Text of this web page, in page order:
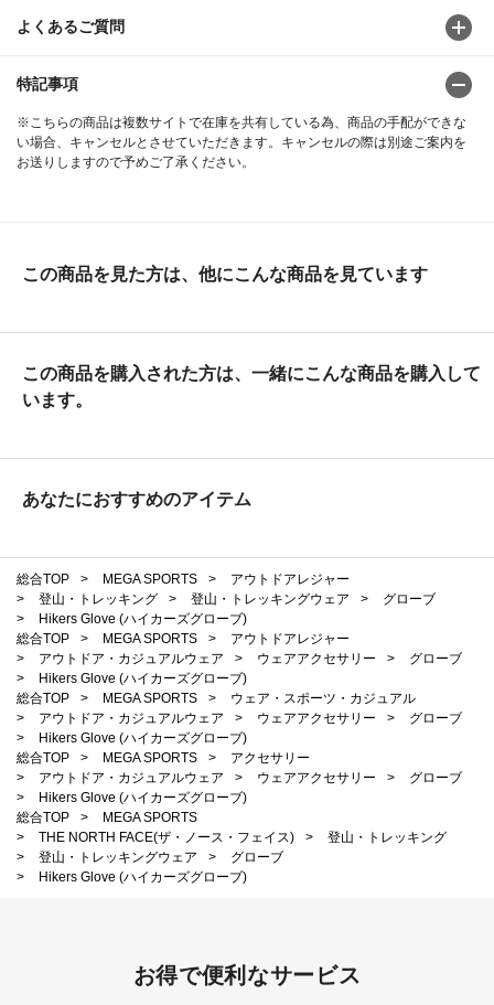
よくあるご質問
特記事項
※こちらの商品は複数サイトで在庫を共有している為、商品の手配ができな
い場合、キャンセルとさせていただきます。キャンセルの際は別途ご案内を
お送りしますので予めご了承ください。
この商品を見た方は、他にこんな商品を見ています
この商品を購入された方は、一緒にこんな商品を購入して
います。
あなたにおすすめのアイテム
総合TOP > MEGA SPORTS >
アウトドアレジャー
>
登山・トレッキング > 登山・トレッキングウェア >
グローブ
>
Hikers Glove (ハイカーズグローブ)
総合TOP
> MEGA SPORTS >
アウトドアレジャー
>
アウトドア・カジュアルウェア > ウェアアクセサリー >
グローブ
>
Hikers Glove (ハイカーズグローブ)
総合TOP
> MEGA SPORTS >
ウェア・スポーツ・カジュアル
>
アウトドア・カジュアルウェア > ウェアアクセサリー >
グローブ
>
Hikers Glove (ハイカーズグローブ)
総合TOP
> MEGA SPORTS >
アクセサリー
>
アウトドア・カジュアルウェア > ウェアアクセサリー >
グローブ
>
Hikers Glove (ハイカーズグローブ)
総合TOP
>
MEGA SPORTS
>
THE NORTH FACE(ザ・ノース・フェイス) >
登山・トレッキング
>
登山・トレッキングウェア >
グローブ
>
Hikers Glove (ハイカーズグローブ)
お得で便利なサービス